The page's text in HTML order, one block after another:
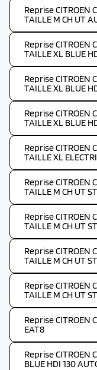
Reprise CITROEN
TAILLE M CH UT
Reprise CITROEN
TAILLE XL BLUE
Reprise CITROEN
TAILLE XL BLUE
Reprise CITROEN
TAILLE XL BLUE
Reprise CITROEN
TAILLE XL
Reprise CITROEN
TAILLE M CH UT
Reprise CITROEN
TAILLE M CH UT
Reprise CITROEN
TAILLE M CH UT
Reprise CITROEN
TAILLE M CH UT
Reprise CITROEN
EAT8
Reprise CITROEN
BLUE HDI 130